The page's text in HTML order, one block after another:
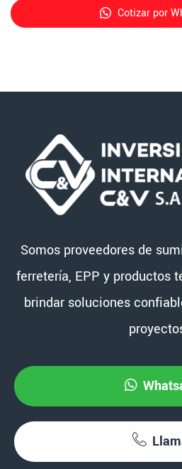
Cotizar por
Somos proveedores de
ferretería, EPP y productos
brindar soluciones